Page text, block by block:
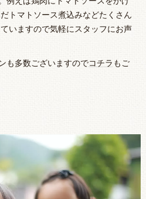
トマトソース煮込みなどたくさん
いますので気軽にスタッフにお声
も多数ございますのでコチラもご